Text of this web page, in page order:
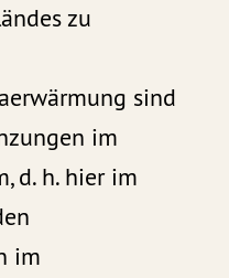
zu
sind
im
d. h. hier im
im